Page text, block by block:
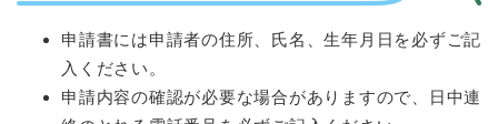
申請書には申請者の住所、氏名、生年月日を必ずご記
入ください。
申請内容の確認が必要な場合がありますので、日中連